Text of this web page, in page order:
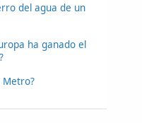
del agua de un
ha ganado el
Metro?